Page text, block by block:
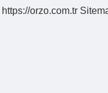
https://orzo.com.tr